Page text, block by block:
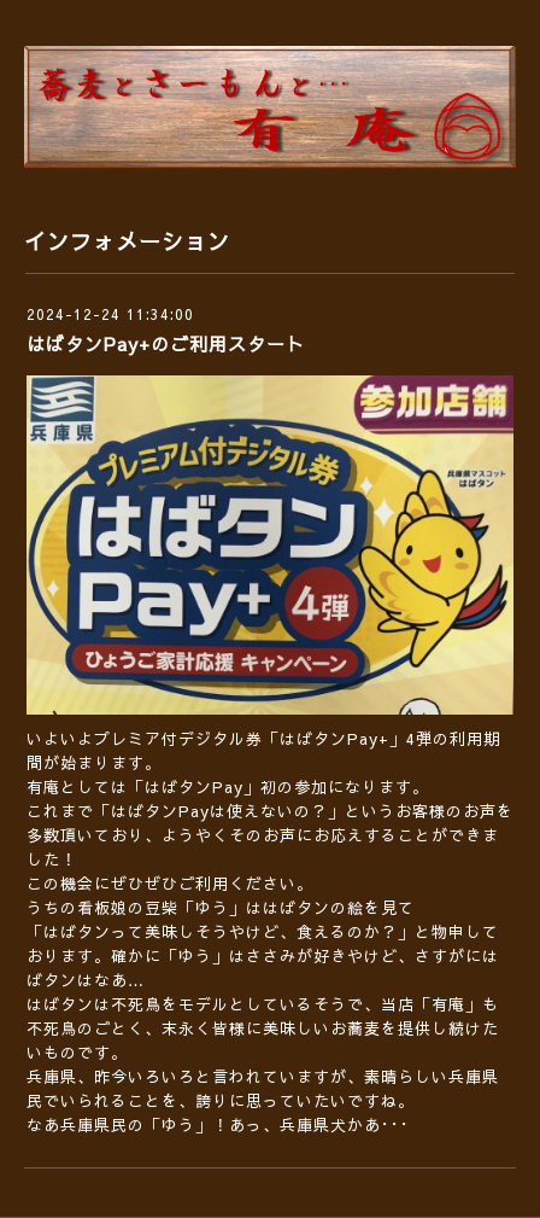
インフォメーション
2024-12-24 11:34:00
はばタンPay+のご利用スタート
いよいよプレミア付デジタル券「はばタンPay+」4弾の利用期
間が始まります。
有庵としては「はばタンPay」初の参加になります。
これまで「はばタンPayは使えないの？」というお客様のお声を
多数頂いており、ようやくそのお声にお応えすることができま
した！
この機会にぜひぜひご利用ください。
うちの看板娘の豆柴「ゆう」ははばタンの絵を見て
「はばタンって美味しそうやけど、食えるのか？」と物申して
おります。確かに「ゆう」はささみが好きやけど、さすがには
ばタンはなあ…
はばタンは不死鳥をモデルとしているそうで、当店「有庵」も
不死鳥のごとく、末永く皆様に美味しいお蕎麦を提供し続けた
いものです。
兵庫県、昨今いろいろと言われていますが、素晴らしい兵庫県
民でいられることを、誇りに思っていたいですね。
なあ兵庫県民の「ゆう」！あっ、兵庫県犬かあ･･･